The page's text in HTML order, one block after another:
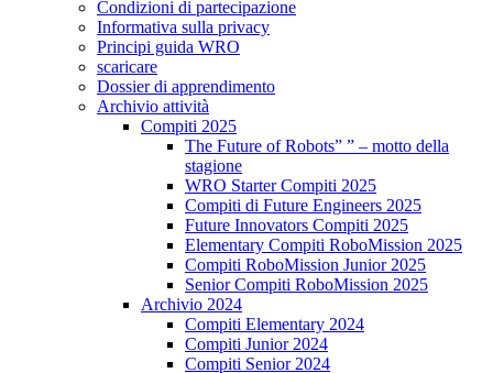
Condizioni di partecipazione
Informativa sulla privacy
Principi guida WRO
scaricare
Dossier di apprendimento
Archivio attività
Compiti 2025
The Future of Robots” ” – motto della
stagione
WRO Starter Compiti 2025
Compiti di Future Engineers 2025
Future Innovators Compiti 2025
Elementary Compiti RoboMission 2025
Compiti RoboMission Junior 2025
Senior Compiti RoboMission 2025
Archivio 2024
Compiti Elementary 2024
Compiti Junior 2024
Compiti Senior 2024